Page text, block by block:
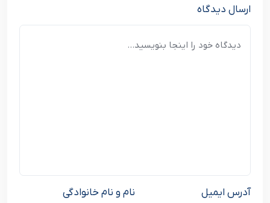
ارسال دیدگاه
نام و نام خانوادگی آدرس ایمیل